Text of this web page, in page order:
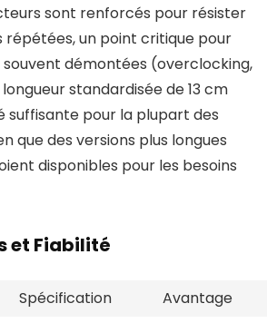
sont renforcés pour résister
répétées, un point critique pour
démontées (overclocking,
standardisée de 13 cm
suffisante pour la plupart des
que des versions plus longues
disponibles pour les besoins
et Fiabilité
Spécification
Avantage